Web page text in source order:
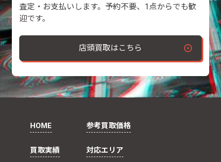
査定・お支払いします。予約不要、1点からでも歓
迎です。
店頭買取はこちら
HOME 参考買取価格
買取実績 対応エリア